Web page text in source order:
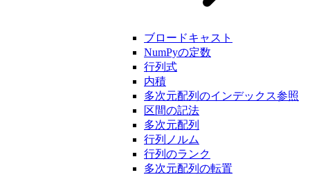
ブロードキャスト
NumPyの定数
行列式
内積
多次元配列のインデックス参照
区間の記法
多次元配列
行列ノルム
行列のランク
多次元配列の転置